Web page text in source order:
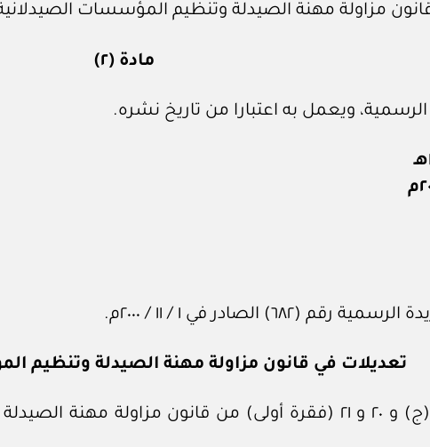
مزاولة مهنة الصيدلة وتنظيم المؤسسات
مادة (٢)
ويعمل به اعتبارا من تاريخ نشره.
الصادر في ١ / ١١ / ٢٠٠٠م.
تعديلات في قانون مزاولة مهنة الصيدلة وتنظيم
يستبدل بنصوص المواد ١١ بند (ج) و ٢٠ و ٢١ (فقرة أولى) من